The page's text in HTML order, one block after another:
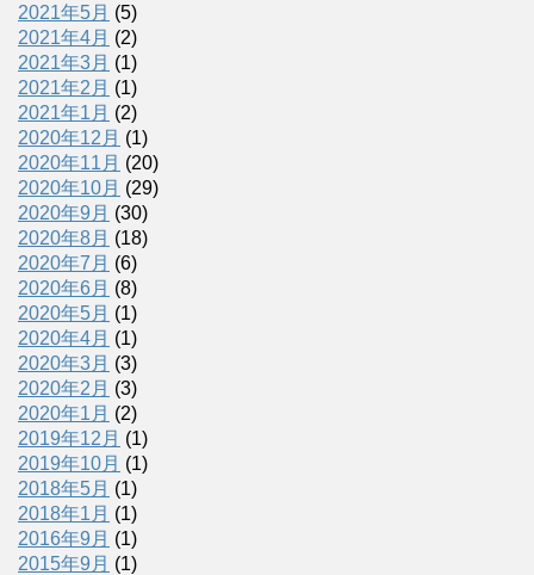
2021年5月 (5)
2021年4月 (2)
2021年3月 (1)
2021年2月 (1)
2021年1月 (2)
2020年12月 (1)
2020年11月 (20)
2020年10月 (29)
2020年9月 (30)
2020年8月 (18)
2020年7月 (6)
2020年6月 (8)
2020年5月 (1)
2020年4月 (1)
2020年3月 (3)
2020年2月 (3)
2020年1月 (2)
2019年12月 (1)
2019年10月 (1)
2018年5月 (1)
2018年1月 (1)
2016年9月 (1)
2015年9月 (1)